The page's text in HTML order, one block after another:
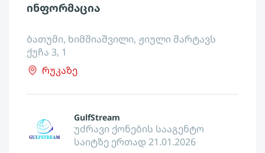
ინფორმაცია
ბათუმი, ხიმშიაშვილი, ჟიული შარტავს
ქუჩა 3, 1
რუკაზე
GulfStream
უძრავი ქონების სააგენტო
საიტზე ერთად 21.01.2026